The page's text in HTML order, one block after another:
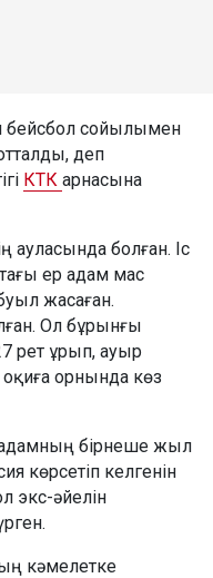
бейсбол сойылымен
деп
КТК арнасына
ауласында болған. Іс
ер адам мас
жасаған.
Ол бұрынғы
рет ұрып, ауыр
орнында көз
бірнеше жыл
көрсетіп келгенін
экс-әйелін
кәмелетке